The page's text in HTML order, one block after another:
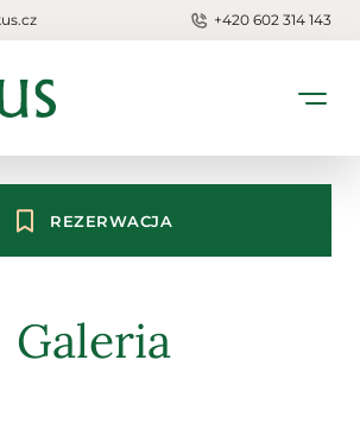
+420 602 314 143
REZERWACJA
Galeria